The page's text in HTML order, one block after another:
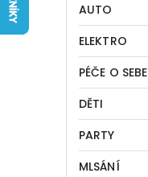
AUTO
ELEKTRO
PÉČE O SEBE
DĚTI
PARTY
MLSÁNÍ